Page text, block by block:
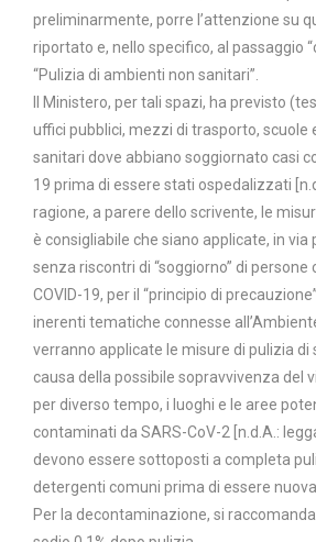
preliminarmente, porre l’attenzione su
riportato e, nello specifico, al passaggio
“Pulizia di ambienti non sanitari”.
Il Ministero, per tali spazi, ha previsto
uffici pubblici, mezzi di trasporto, scuole
sanitari dove abbiano soggiornato casi
19 prima di essere stati ospedalizzati
ragione, a parere dello scrivente, le
è consigliabile che siano applicate, in via
senza riscontri di “soggiorno” di
COVID-19, per il “principio di
inerenti tematiche connesse
verranno applicate le misure di pulizia di
causa della possibile sopravvivenza del
per diverso tempo, i luoghi e le aree
contaminati da SARS-CoV-2 [n.d.A.:
devono essere sottoposti a completa
detergenti comuni prima di essere
Per la decontaminazione, si